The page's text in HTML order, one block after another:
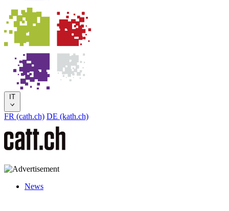
IT
FR (cath.ch) DE (kath.ch)
News